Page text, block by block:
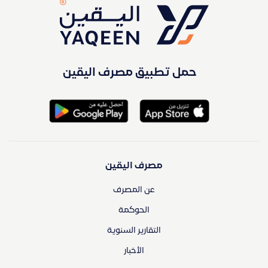
حمل تطبيق مصرف اليقين
مصرف اليقين
عن المصرف
الحوكمة
التقارير السنوية
الأخبار